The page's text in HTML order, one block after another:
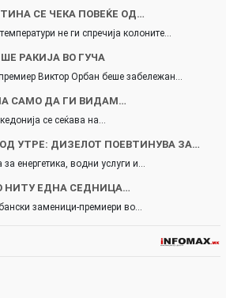
СЕ ЧЕКА ПОВЕЌЕ ОД…
не ги спречија колоните…
РАКИЈА ВО ГУЧА
Виктор Орбан беше забележан…
САМО ДА ГИ ВИДАМ…
се сеќава на…
УТРЕ: ДИЗЕЛОТ ПОЕВТИНУВА ЗА…
за енергетика, водни услуги и…
НИТУ ЕДНА СЕДНИЦА…
заменици-премиери во…